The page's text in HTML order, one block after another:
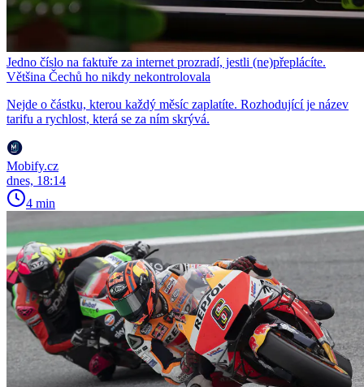
Jedno číslo na faktuře za internet prozradí, jestli (ne)přeplácíte.
Většina Čechů ho nikdy nekontrolovala
Nejde o částku, kterou každý měsíc zaplatíte. Rozhodující je název
tarifu a rychlost, která se za ním skrývá.
Mobify.cz
dnes, 18:14
4 min